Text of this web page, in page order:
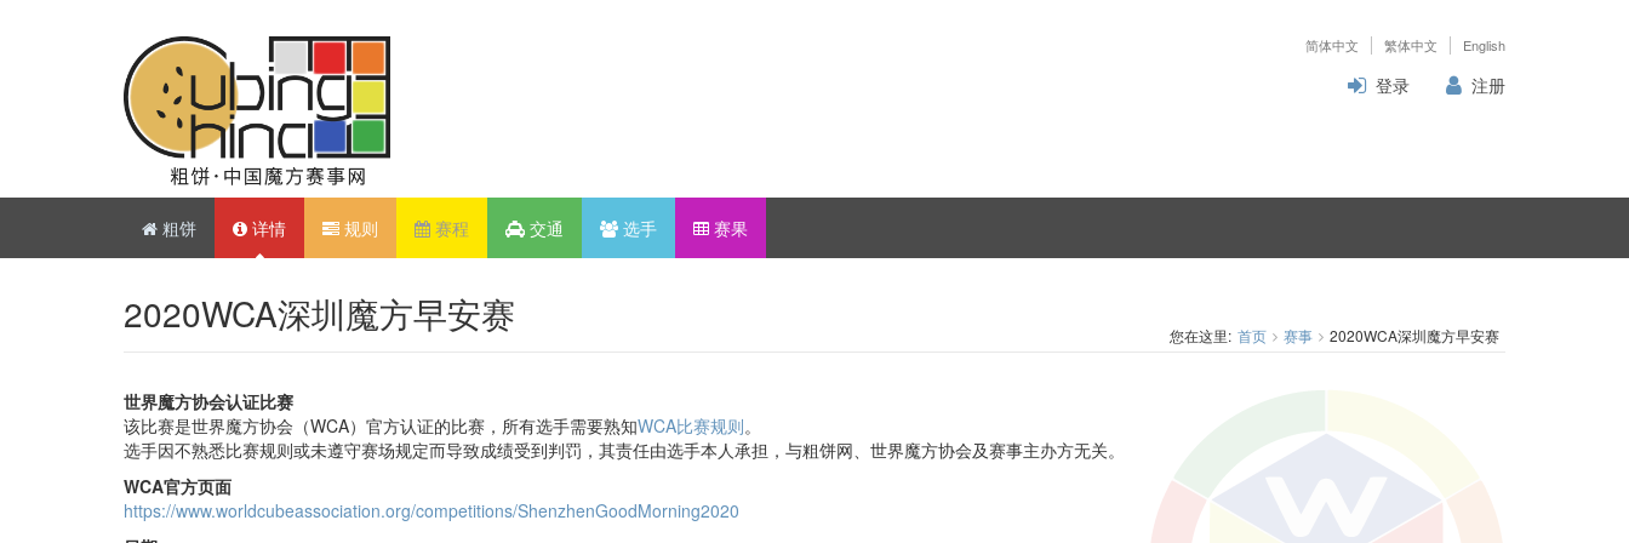
简体中文 繁体中文 English
登录 注册
粗饼 详情 规则 赛程 交通 选手 赛果
2020WCA深圳魔方早安赛 您在这里: 首页 赛事 2020WCA深圳魔方早安赛
世界魔方协会认证比赛
该比赛是世界魔方协会（WCA）官方认证的比赛，所有选手需要熟知WCA比赛规则。
选手因不熟悉比赛规则或未遵守赛场规定而导致成绩受到判罚，其责任由选手本人承担，与粗饼网、世界魔方协会及赛事主办方无关。
WCA官方页面
https://www.worldcubeassociation.org/competitions/ShenzhenGoodMorning2020